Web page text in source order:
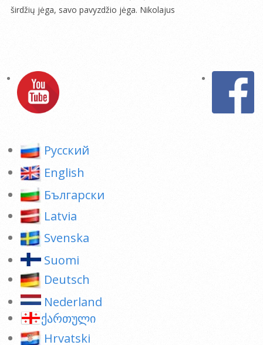
širdžių jėga, savo pavyzdžio jėga. Nikolajus
Pусский
English
Български
Latvia
Svenska
Suomi
Deutsch
Nederland
ქართული
Hrvatski